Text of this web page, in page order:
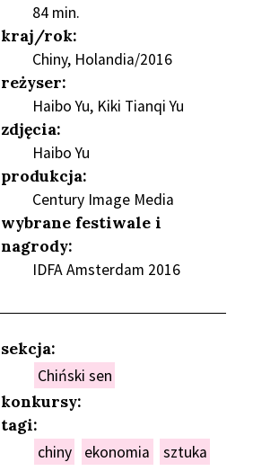
84 min.
kraj/rok:
Chiny, Holandia/2016
reżyser:
Haibo Yu, Kiki Tianqi Yu
zdjęcia:
Haibo Yu
produkcja:
Century Image Media
wybrane festiwale i
nagrody:
IDFA Amsterdam 2016
sekcja:
Chiński sen
konkursy:
tagi:
chiny ekonomia sztuka